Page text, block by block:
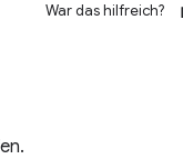
War das hilfreich?